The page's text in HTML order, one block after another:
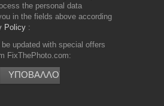
the personal data
in the fields above according
Policy
be updated with special offers
FixThePhoto.com